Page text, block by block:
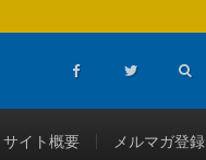
サイト概要 メルマガ登録